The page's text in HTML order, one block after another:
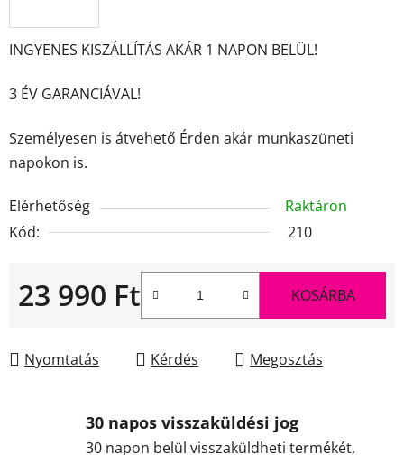
INGYENES KISZÁLLÍTÁS AKÁR 1 NAPON BELÜL!
3 ÉV GARANCIÁVAL!
Személyesen is átvehető Érden akár munkaszüneti
napokon is.
Elérhetőség
Raktáron
Kód:
210
23 990 Ft KOSÁRBA
Nyomtatás Kérdés Megosztás
30 napos visszaküldési jog
30 napon belül visszaküldheti termékét,